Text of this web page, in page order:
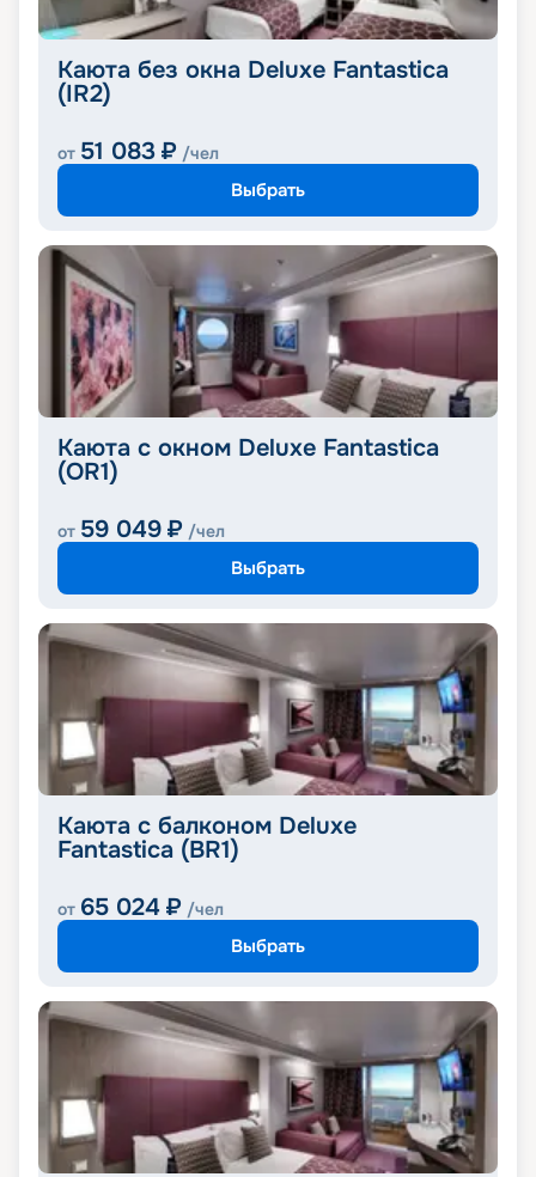
Каюта без окна Deluxe Fantastica
(IR2)
от 51 083 ₽ /чел
Выбрать
Каюта с окном Deluxe Fantastica
(OR1)
от 59 049 ₽ /чел
Выбрать
Каюта с балконом Deluxe
Fantastica (BR1)
от 65 024 ₽ /чел
Выбрать